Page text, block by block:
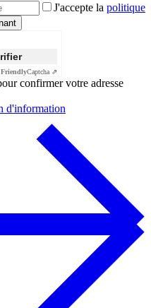
J'accepte la politique
FriendlyCaptcha ⇗
confirmer votre adresse
d'information